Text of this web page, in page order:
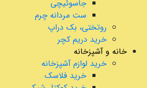
جاسوئیچی
ست مردانه چرم
روتختی، بک دراپ
خرید دریم کچر
خانه و آشپزخانه
خرید لوازم آشپزخانه
خرید فلاسک